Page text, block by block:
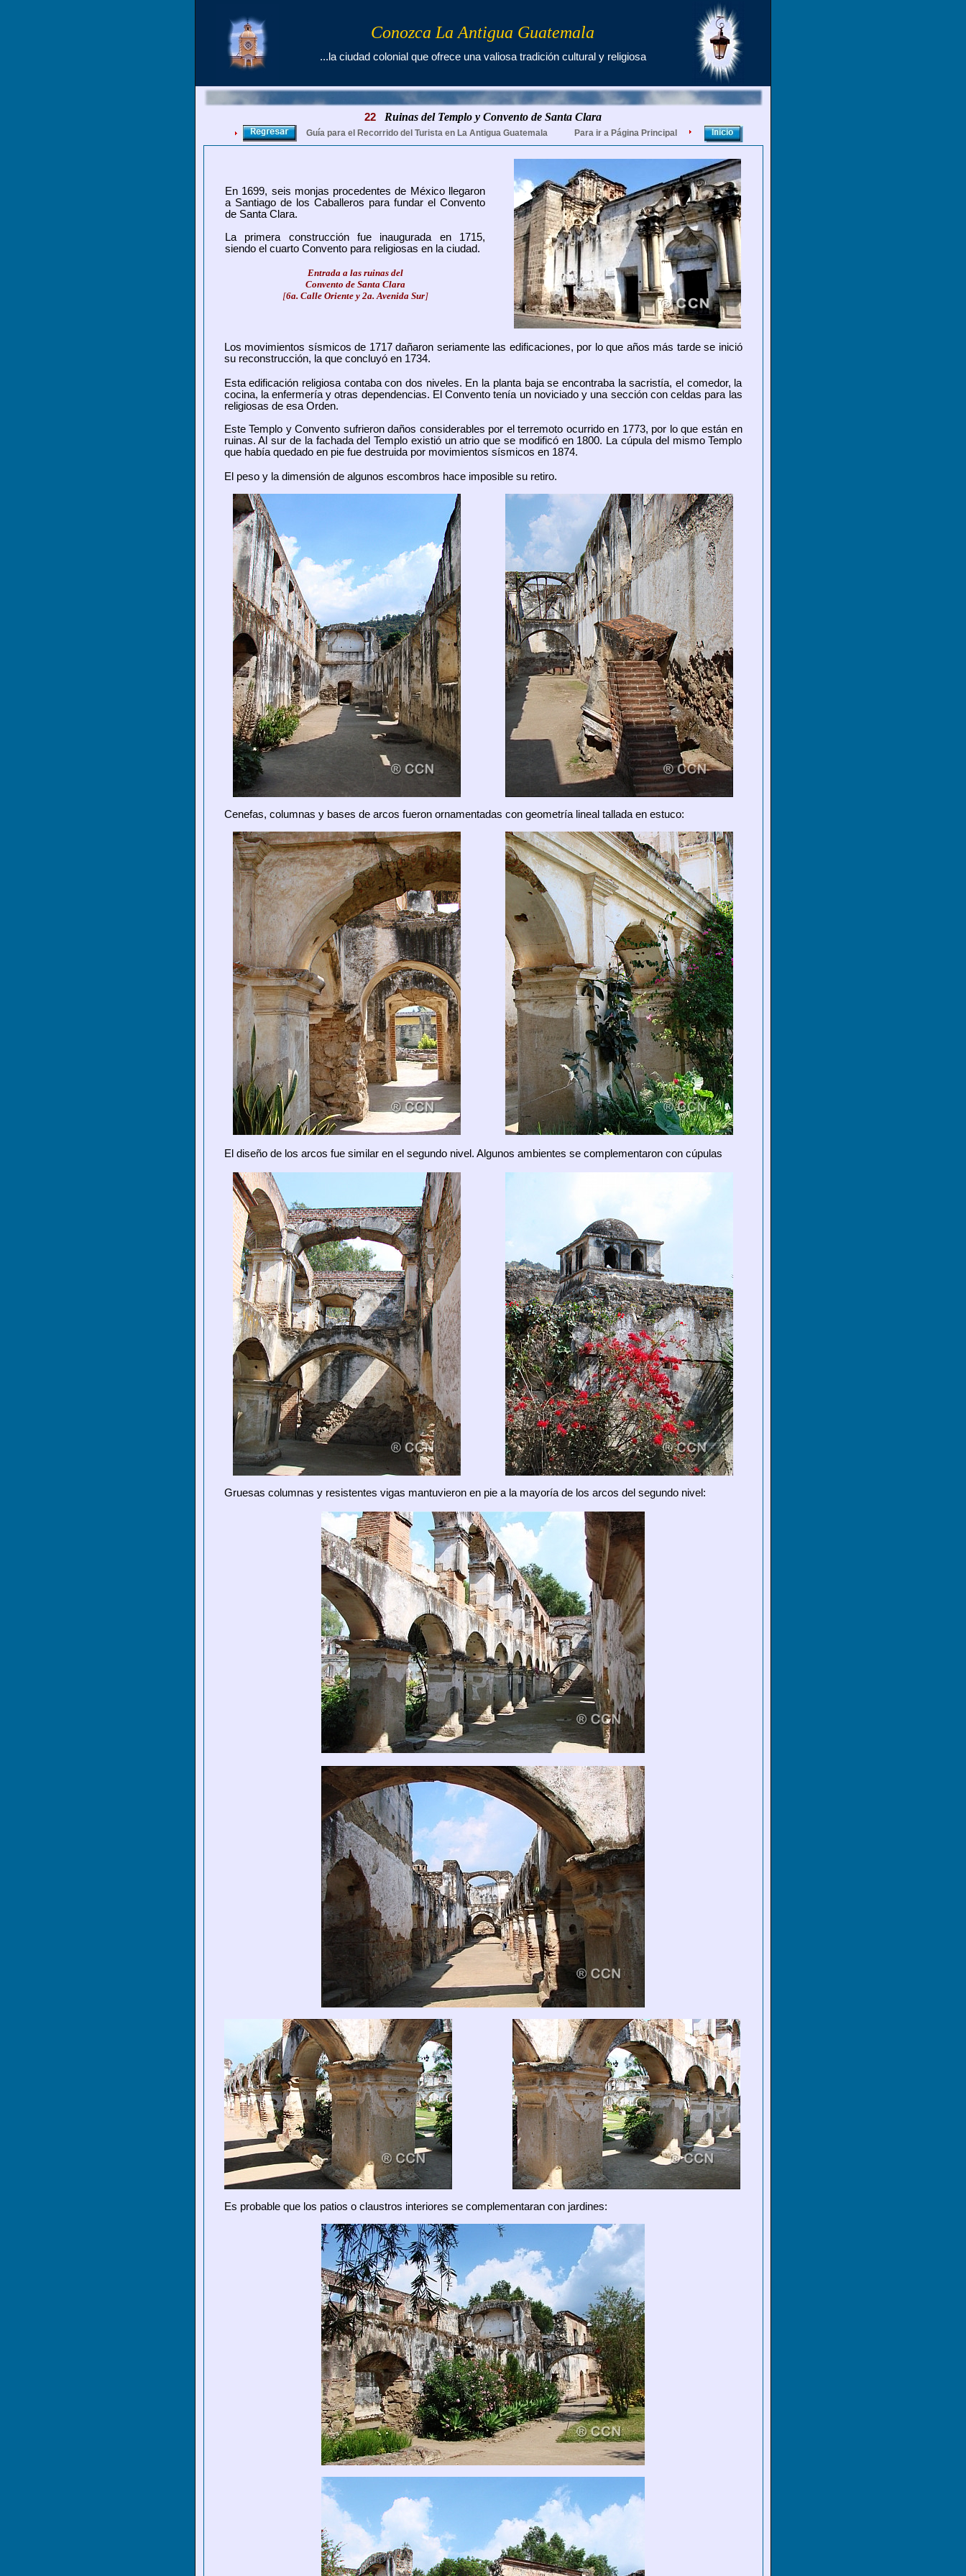
Conozca La Antigua Guatemala
...la ciudad colonial que ofrece una valiosa tradición cultural y religiosa
22 Ruinas del Templo y Convento de Santa Clara
Guía para el Recorrido del Turista en La Antigua Guatemala Para ir a Página Principal
En 1699, seis monjas procedentes de México llegaron
a Santiago de los Caballeros para fundar el Convento
de Santa Clara.
La primera construcción fue inaugurada en 1715,
siendo el cuarto Convento para religiosas en la ciudad.
Entrada a las ruinas del
Convento de Santa Clara
[6a. Calle Oriente y 2a. Avenida Sur]
Los movimientos sísmicos de 1717 dañaron seriamente las edificaciones, por lo que años más tarde se inició
su reconstrucción, la que concluyó en 1734.
Esta edificación religiosa contaba con dos niveles. En la planta baja se encontraba la sacristía, el comedor, la
cocina, la enfermería y otras dependencias. El Convento tenía un noviciado y una sección con celdas para las
religiosas de esa Orden.
Este Templo y Convento sufrieron daños considerables por el terremoto ocurrido en 1773, por lo que están en
ruinas. Al sur de la fachada del Templo existió un atrio que se modificó en 1800. La cúpula del mismo Templo
que había quedado en pie fue destruida por movimientos sísmicos en 1874.
El peso y la dimensión de algunos escombros hace imposible su retiro.
Cenefas, columnas y bases de arcos fueron ornamentadas con geometría lineal tallada en estuco:
El diseño de los arcos fue similar en el segundo nivel. Algunos ambientes se complementaron con cúpulas
Gruesas columnas y resistentes vigas mantuvieron en pie a la mayoría de los arcos del segundo nivel:
Es probable que los patios o claustros interiores se complementaran con jardines: